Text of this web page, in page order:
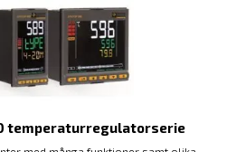
temperaturregulatorserie